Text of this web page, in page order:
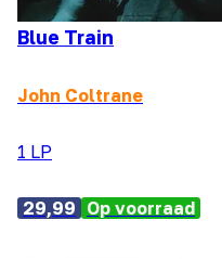
Blue Train
John Coltrane
1 LP
29,99 Op voorraad